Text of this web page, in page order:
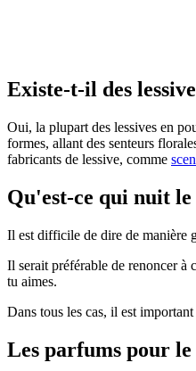
Existe-t-il des
Oui, la plupart des lessives en
formes, allant des senteurs
fabricants de lessive, comme
Qu'est-ce qui nuit
Il est difficile de dire de manière
Il serait préférable de renoncer à
tu aimes.
Dans tous les cas, il est
Les parfums pour